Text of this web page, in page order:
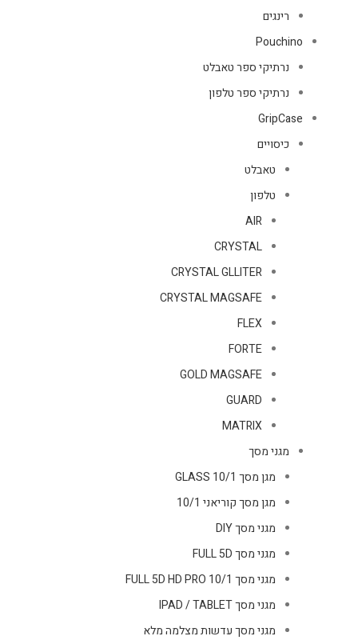
רינגים
Pouchino
נרתיקי ספר טאבלט
נרתיקי ספר טלפון
GripCase
כיסויים
טאבלט
טלפון
AIR
CRYSTAL
CRYSTAL GLLITER
CRYSTAL MAGSAFE
FLEX
FORTE
GOLD MAGSAFE
GUARD
MATRIX
מגני מסך
מגן מסך GLASS 10/1
מגן מסך קוריאני 10/1
מגני מסך DIY
מגני מסך FULL 5D
מגני מסך FULL 5D HD PRO 10/1
מגני מסך IPAD / TABLET
מגני מסך עדשות מצלמה מלא